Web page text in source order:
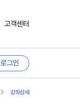
고객센터
로그인
강좌상세